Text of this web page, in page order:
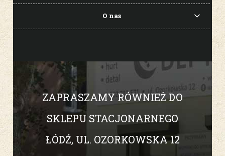
O nas
ZAPRASZAMY RÓWNIEŻ DO
SKLEPU STACJONARNEGO
ŁÓDŹ, UL. OZORKOWSKA 12